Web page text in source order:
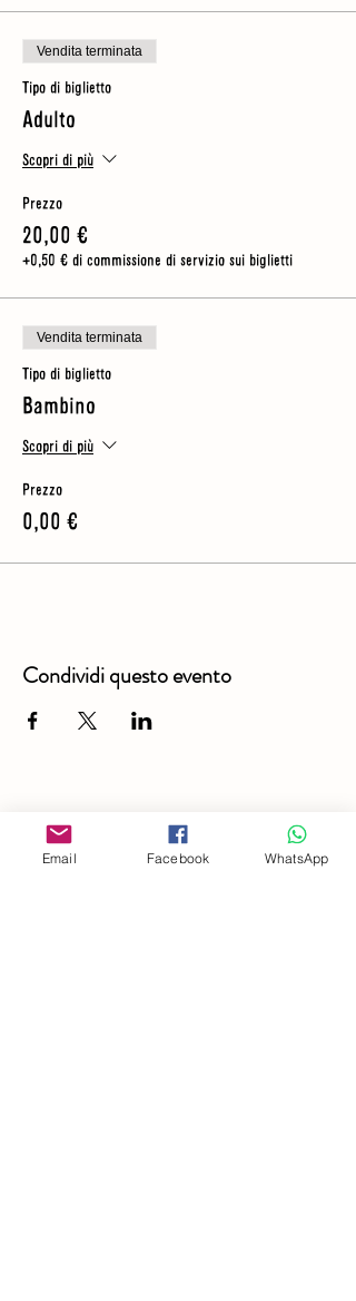
Vendita terminata
Tipo di biglietto
Adulto
Scopri di più
Prezzo
20,00 €
+0,50 € di commissione di servizio sui biglietti
Vendita terminata
Tipo di biglietto
Bambino
Scopri di più
Prezzo
0,00 €
Condividi questo evento
Email Facebook WhatsApp